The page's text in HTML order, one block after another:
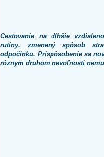
Cestovanie na dlhšie
rutiny, zmenený spôsob
odpočinku. Prispôsobenie sa
rôznym druhom nevoľnosti